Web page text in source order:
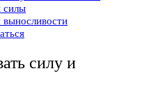
силы
силу и